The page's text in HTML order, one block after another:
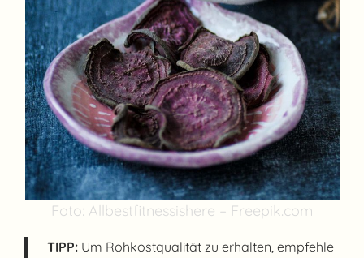
Foto: Allbestfitnessishere – Freepik.com
TIPP:Um Rohkostqualität zu erhalten, empfehle